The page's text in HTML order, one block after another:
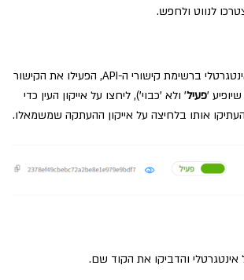
לנווט ולחפש.
אחרי שמצאתם את אינטגרטלי ברשימת קישורי ה-API, הפעילו את הקישור
'פעיל' ולא 'כבוי'), ליחצו על אייקון העין כדי
אינטגרטלי והדביקו את הקוד שם.